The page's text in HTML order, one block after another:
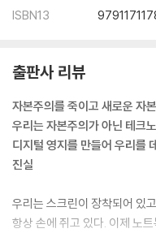
ISBN13
출판사 리뷰
자본주의를 죽이고 새로운 자
우리는 자본주의가 아닌 테크
디지털 영지를 만들어 우리를
진실
우리는 스크린이 장착되어 있
항상 손에 쥐고 있다. 이제 노